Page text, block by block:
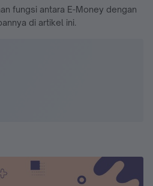
fungsi antara E-Money dengan
di artikel ini.